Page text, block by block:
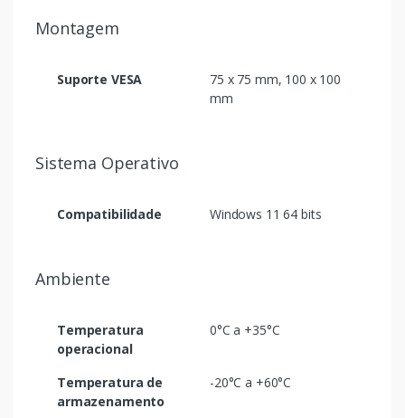
Montagem
Suporte VESA
75 x 75 mm, 100 x 100
mm
Sistema Operativo
Compatibilidade Windows 11 64 bits
Ambiente
Temperatura
operacional
0°C a +35°C
Temperatura de
armazenamento
-20°C a +60°C